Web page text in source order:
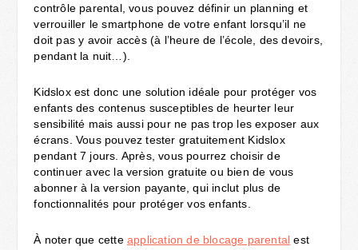
contrôle parental, vous pouvez définir un planning et
verrouiller le smartphone de votre enfant lorsqu’il ne
doit pas y avoir accès (à l’heure de l’école, des devoirs,
pendant la nuit…).
Kidslox est donc une solution idéale pour protéger vos
enfants des contenus susceptibles de heurter leur
sensibilité mais aussi pour ne pas trop les exposer aux
écrans. Vous pouvez tester gratuitement Kidslox
pendant 7 jours. Après, vous pourrez choisir de
continuer avec la version gratuite ou bien de vous
abonner à la version payante, qui inclut plus de
fonctionnalités pour protéger vos enfants.
À noter que cetteapplication de blocage parental est